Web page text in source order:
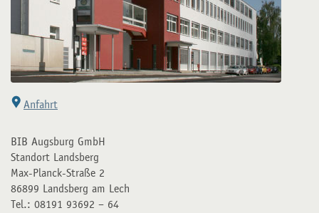
Anfahrt
BIB Augsburg GmbH
Standort Landsberg
Max-Planck-Straße 2
86899 Landsberg am Lech
Tel.: 08191 93692 – 64